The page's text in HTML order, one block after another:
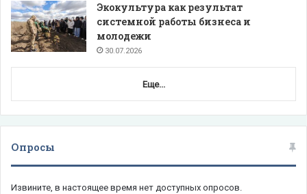
Экокультура как результат
системной работы бизнеса и
молодежи
30.07.2026
Еще...
Опросы
Извините, в настоящее время нет доступных опросов.